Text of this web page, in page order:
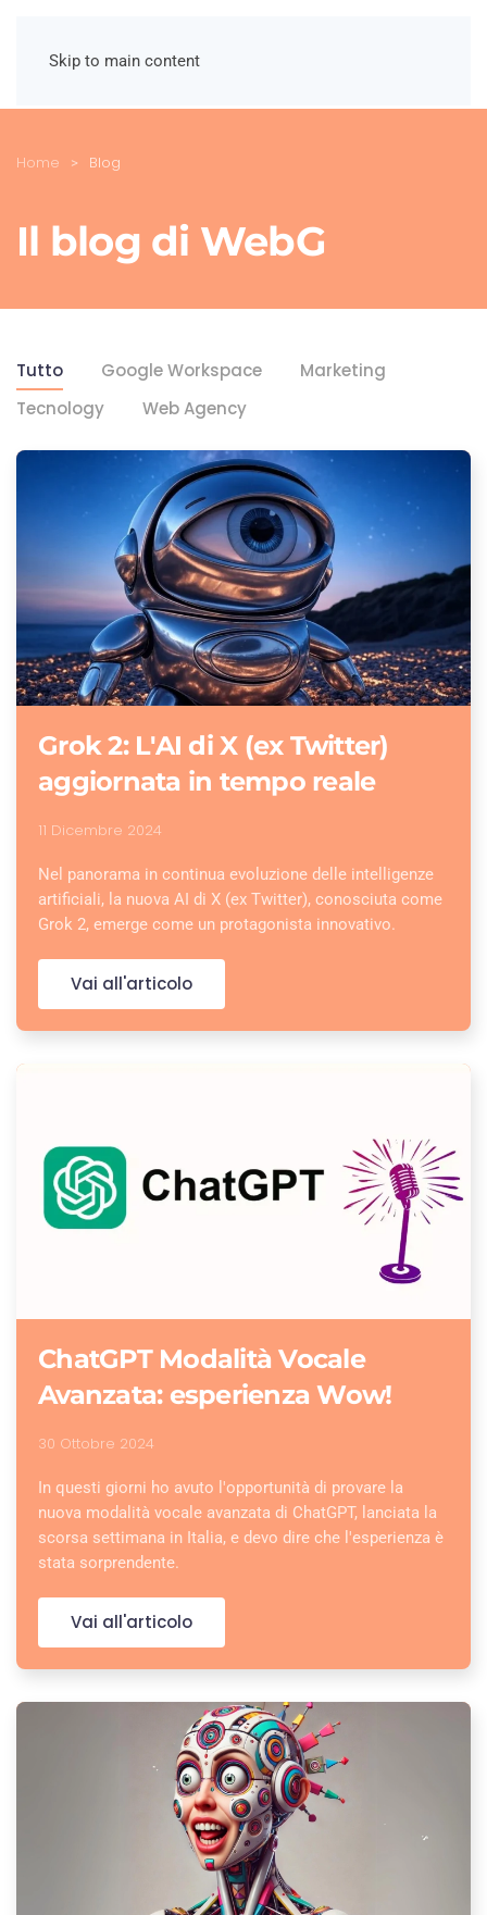
Skip to main content
Home Blog
Il blog di WebG
Tutto Google Workspace
Marketing
Tecnology
Web Agency
Grok 2: L'AI di X (ex Twitter)
aggiornata in tempo reale
11 Dicembre 2024
Nel panorama in continua evoluzione delle intelligenze
artificiali, la nuova AI di X (ex Twitter), conosciuta come
Grok 2, emerge come un protagonista innovativo.
Vai all'articolo
ChatGPT Modalità Vocale
Avanzata: esperienza Wow!
30 Ottobre 2024
In questi giorni ho avuto l'opportunità di provare la
nuova modalità vocale avanzata di ChatGPT, lanciata la
scorsa settimana in Italia, e devo dire che l'esperienza è
stata sorprendente.
Vai all'articolo